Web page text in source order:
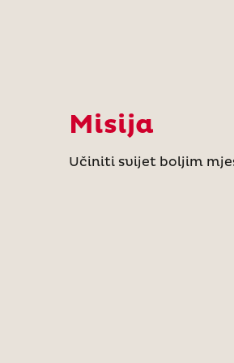
Misija
Učiniti svijet boljim